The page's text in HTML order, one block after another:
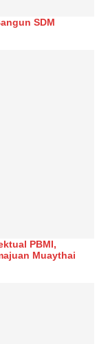
SDM
PBMI,
Muaythai